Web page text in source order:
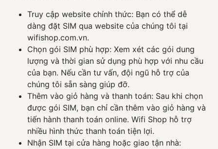
Truy cập website chính thức: Bạn có thể dễ
dàng đặt SIM qua website của chúng tôi tại
wifishop.com.vn.
Chọn gói SIM phù hợp: Xem xét các gói dung
lượng và thời gian sử dụng phù hợp với nhu cầu
của bạn. Nếu cần tư vấn, đội ngũ hỗ trợ của
chúng tôi sẵn sàng giúp đỡ.
Thêm vào giỏ hàng và thanh toán: Sau khi chọn
được gói SIM, bạn chỉ cần thêm vào giỏ hàng và
tiến hành thanh toán online. Wifi Shop hỗ trợ
nhiều hình thức thanh toán tiện lợi.
Nhận SIM tại cửa hàng hoặc giao tận nhà: